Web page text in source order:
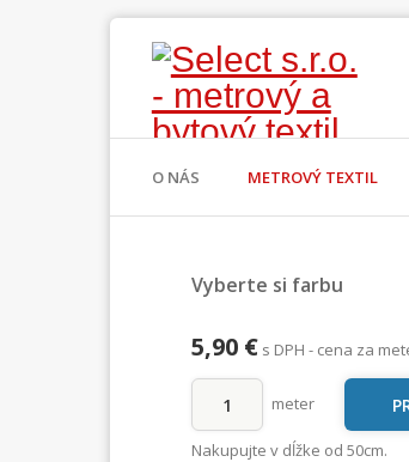
O NÁS METROVÝ TEXTIL
Vyberte si farbu
5,90 € s DPH - cena za
meter
Nakupujte v dĺžke od 50cm.